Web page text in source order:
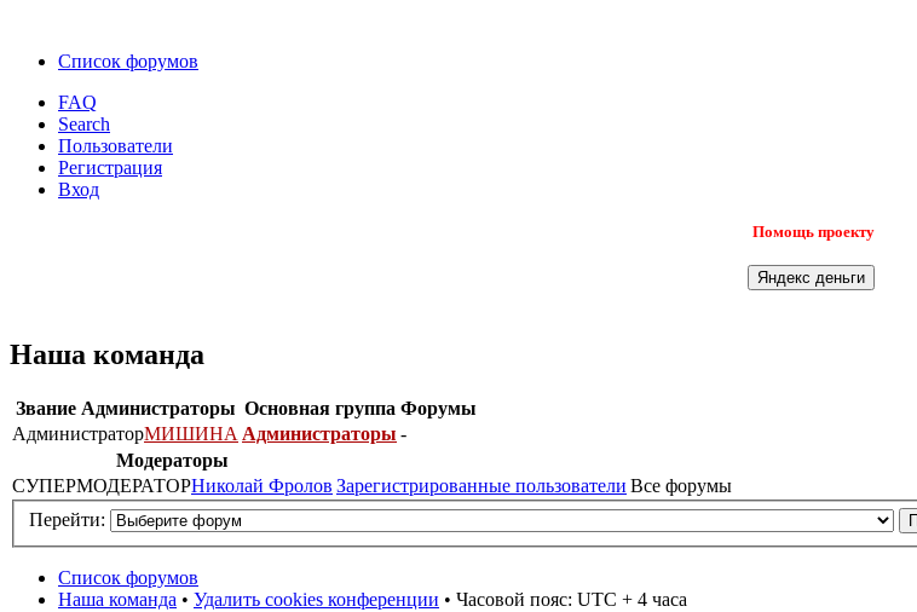
Список форумов
FAQ
Search
Пользователи
Регистрация
Вход
Помощь проекту
Наша команда
Звание Администраторы Основная группа Форумы
АдминистраторМИШИНА Администраторы -
Модераторы
СУПЕРМОДЕРАТОРНиколай Фролов Зарегистрированные пользователи Все форумы
Перейти:
Список форумов
Наша команда • Удалить cookies конференции • Часовой пояс: UTC + 4 часа